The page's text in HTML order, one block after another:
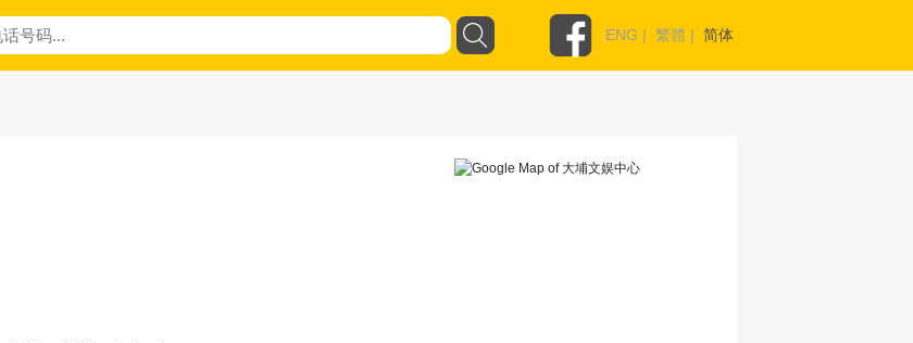
ENG | 繁體 | 简体